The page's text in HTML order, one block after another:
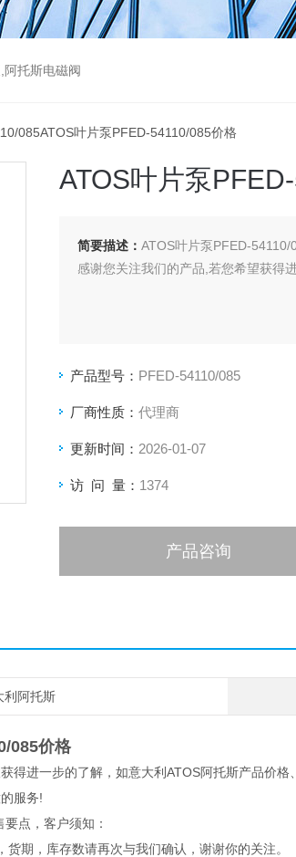
阿托斯电磁阀
085ATOS叶片泵PFED-54110/085价格
ATOS叶片泵
简要描述： ATOS叶片泵PFED-54110/
感谢您关注我们的产品,若您希望获得
产品型号： PFED-54110/085
厂商性质： 代理商
更新时间： 2026-01-07
访 问 量： 1374
产品咨询
利阿托斯
085价格
得进一步的了解，如意大利ATOS阿托斯产品价
服务!
点，客户须知：
期，库存数请再次与我们确认，谢谢你的关注。